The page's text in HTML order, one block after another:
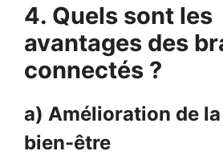
4. Quels sont les
avantages des
connectés ?
a) Amélioration de
bien-être